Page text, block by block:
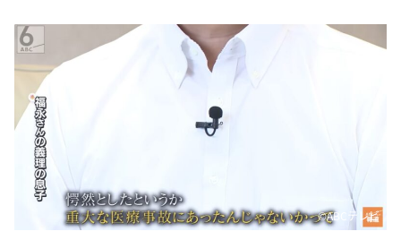
DAIGOも台所 ～きょうの献立 何にする？～
本日はダイアンなり！シーズン２
教えて！ニュースライブ 正義のミカタ
新婚さんいらっしゃい！
ポツンと一軒家
©ABCテレビ